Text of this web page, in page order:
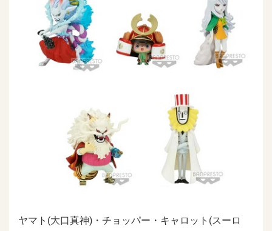
ヤマト(大口真神)・チョッパー・キャロット(スーロ